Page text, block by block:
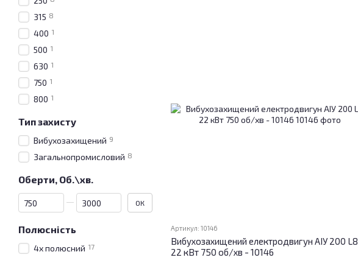
Артикул: 10146
Вибухозахищений електродвигун АІУ 200 L8
22 кВт 750 об/хв - 10146
315 8
400 1
500 1
630 1
750 1
800 1
Тип захисту
Вибухозахищений 9
Загальнопромисловий 8
Оберти, Об.\хв.
Від Оберти, Об.\хв.
До Оберти, Об.\хв. ОК
Полюсність
4х полюсний 17